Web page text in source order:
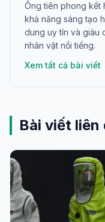
Ông tiên phong kết
khả năng sáng tạo
dung uy tín và giàu
nhân vật nổi tiếng.
Xem tất cả bài viết
Bài viết liên